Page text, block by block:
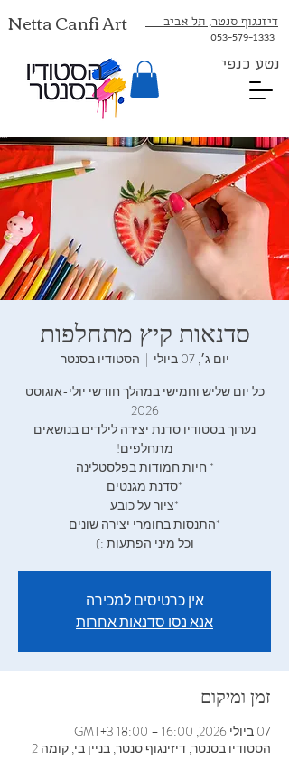
דיזנגוף סנטר, תל אביב
053-579-1333⁩
Netta Canfi Art
נטע כנפי
סדנאות קיץ מתחלפות
יום ג׳, 07 ביולי
  |
הסטודיו בסנטר
כל יום שליש וחמישי במהלך חודשי יולי-אוגוסט
נערוך בסטודיו סדנת יצירה לילדים בנושאים
וכל מיני הפתעות :)
אין כרטיסים למכירה
אנא נסו סדנאות אחרות
זמן ומיקום
07 ביולי 2026, 16:00 – 18:00 GMT‎+3‎
הסטודיו בסנטר, דיזינגוף סנטר, בניין בי, קומה 2